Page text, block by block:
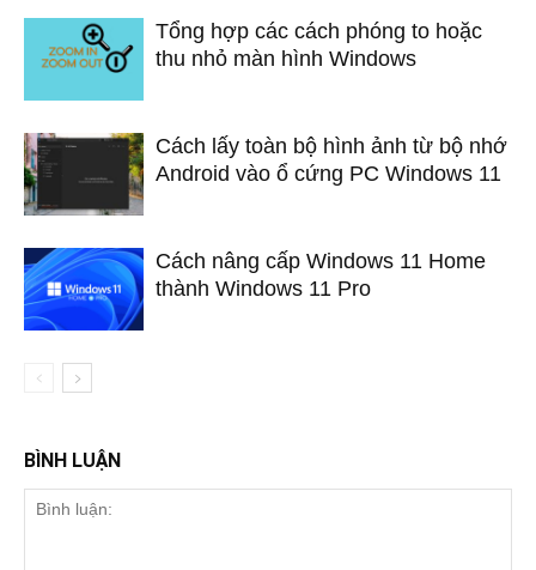
Tổng hợp các cách phóng to hoặc
thu nhỏ màn hình Windows
Cách lấy toàn bộ hình ảnh từ bộ nhớ
Android vào ổ cứng PC Windows 11
Cách nâng cấp Windows 11 Home
thành Windows 11 Pro
BÌNH LUẬN